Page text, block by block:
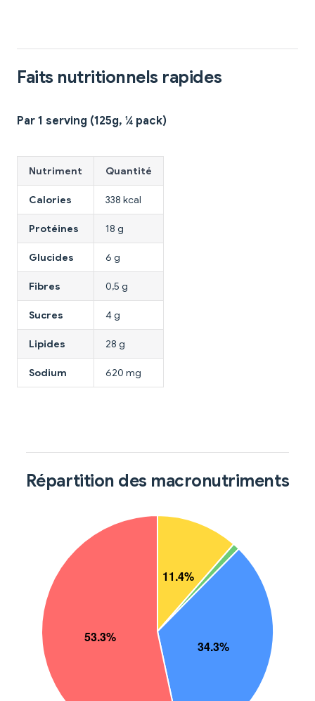
Faits nutritionnels rapides
Par 1 serving (125g, ¼ pack)
Nutriment Quantité
Calories 338 kcal
Protéines 18 g
Glucides 6 g
Fibres 0,5 g
Sucres 4 g
Lipides 28 g
Sodium 620 mg
Répartition des macronutriments